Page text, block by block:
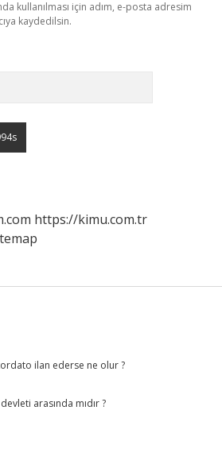
kullanılması için adım, e-posta adresim
kaydedilsin.
https://kimu.com.tr
ilan ederse ne olur ?
arasında mıdır ?